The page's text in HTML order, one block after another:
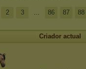
2 3 ... 86 87 88
Criador actual